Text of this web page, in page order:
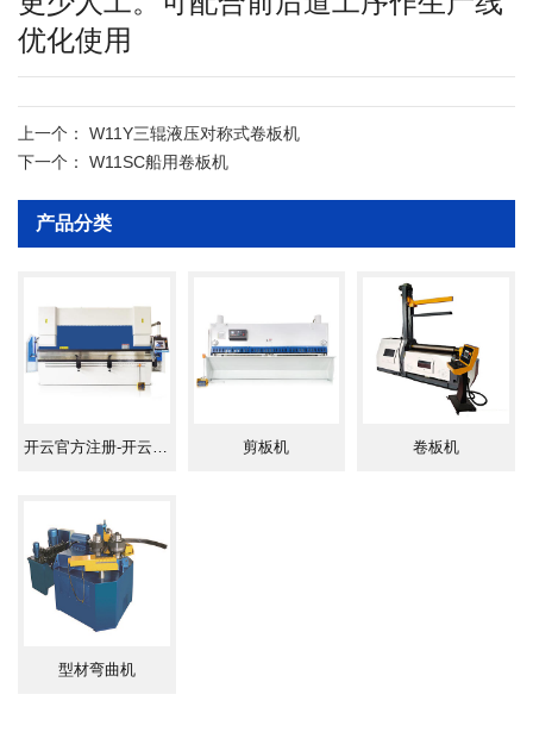
概述
挂车用卷板机主要用作槽罐车、撬装站等大直
径较宽板幅工件的卷制。通常采用W11Y液压对
称式卷板机，亦可选择上辊万能式及四辊卷板
料。
优化使用
上一个： W11Y三辊液压对称式卷板机
下一个： W11SC船用卷板机
产品分类
剪板机 卷板机
型材弯曲机